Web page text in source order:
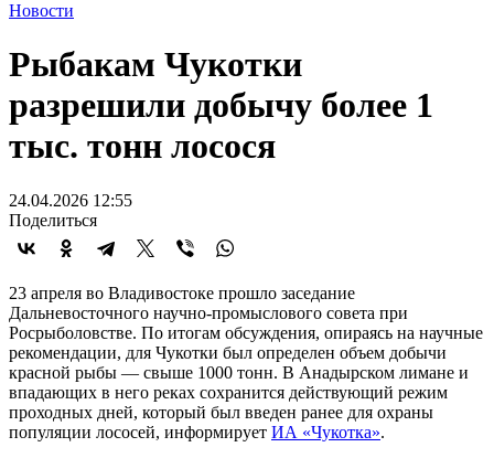
Новости
Рыбакам Чукотки
разрешили добычу более 1
тыс. тонн лосося
24.04.2026 12:55
Поделиться
23 апреля во Владивостоке прошло заседание
Дальневосточного научно-промыслового совета при
Росрыболовстве. По итогам обсуждения, опираясь на научные
рекомендации, для Чукотки был определен объем добычи
красной рыбы — свыше 1000 тонн. В Анадырском лимане и
впадающих в него реках сохранится действующий режим
проходных дней, который был введен ранее для охраны
популяции лососей, информирует ИА «Чукотка».